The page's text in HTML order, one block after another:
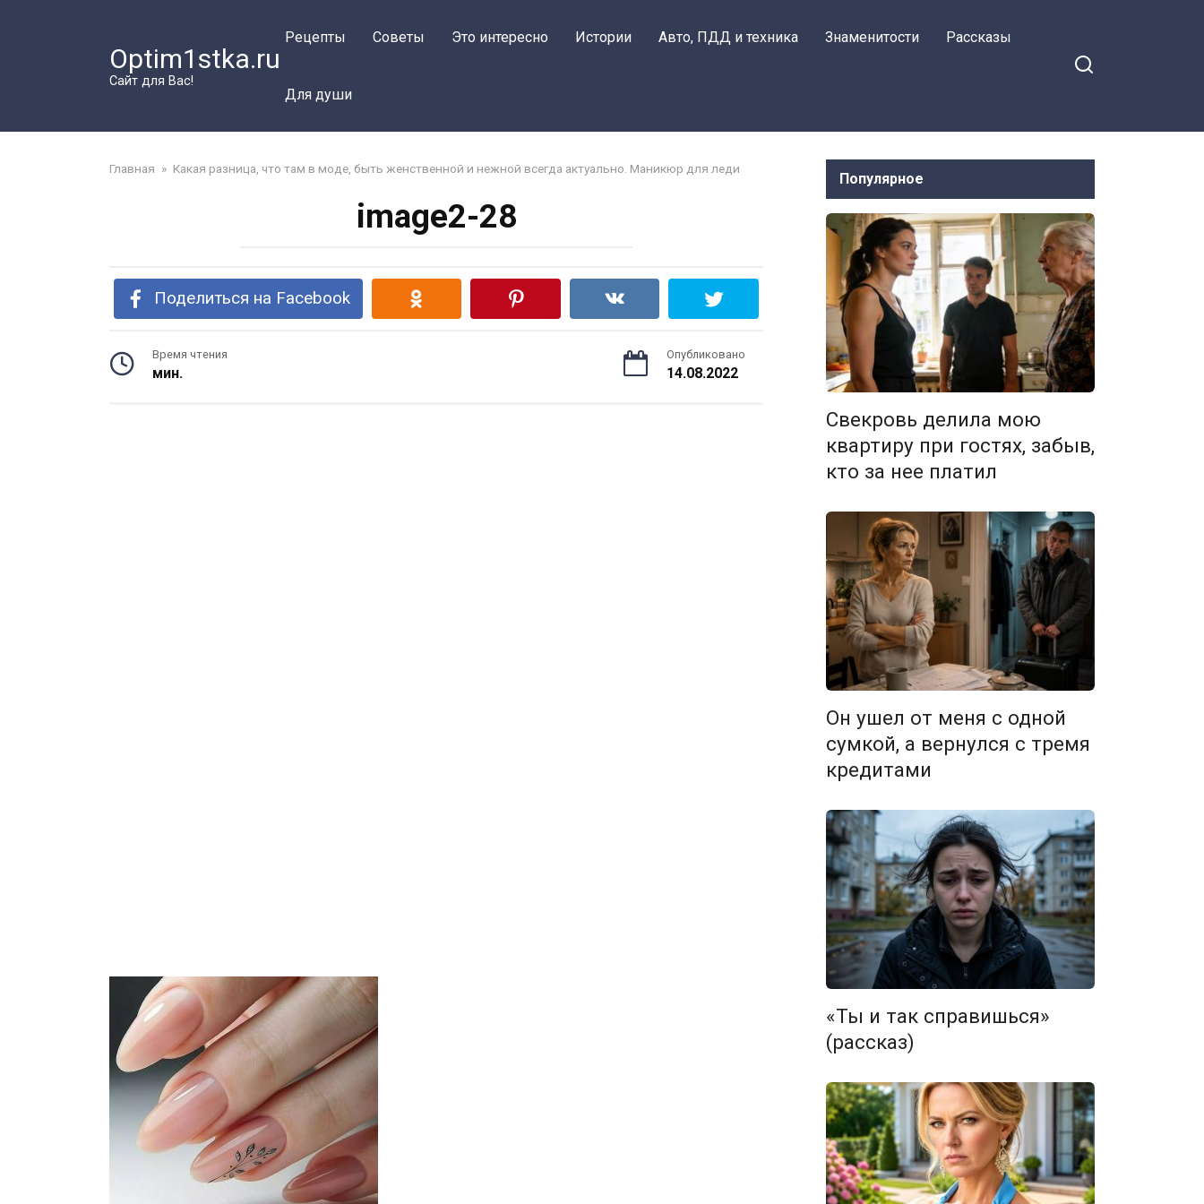
Optim1stka.ru
Сайт для Вас!
Рецепты Советы Это интересно Истории Авто, ПДД и техника Знаменитости Рассказы
Для души
Главная » Какая разница, что там в моде, быть женственной и нежной всегда актуально. Маникюр для леди
image2-28
Поделиться на Facebook
Время чтения
мин.
Опубликовано
14.08.2022
Популярное
Свекровь делила мою
квартиру при гостях, забыв,
кто за нее платил
Он ушел от меня с одной
сумкой, а вернулся с тремя
кредитами
«Ты и так справишься»
(рассказ)